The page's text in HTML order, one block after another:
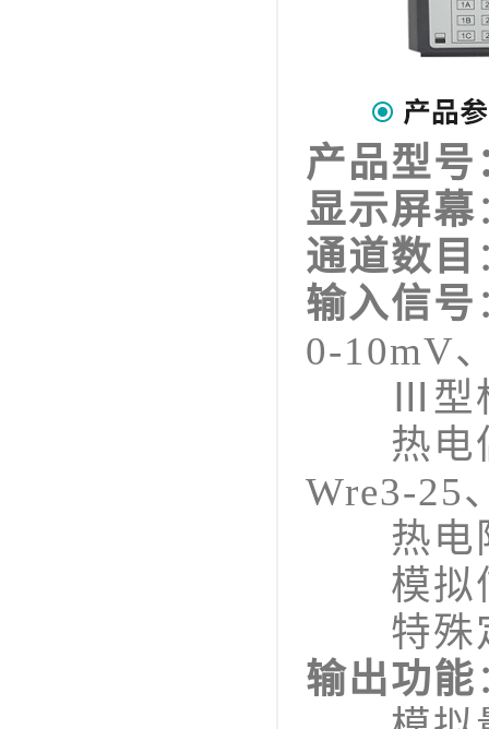
产品型号
显示屏幕
通道数目
输入信号
0-10mV
Ⅲ型标
热电偶
Wre3-25
热电阻
模拟信
特殊定
输出功能